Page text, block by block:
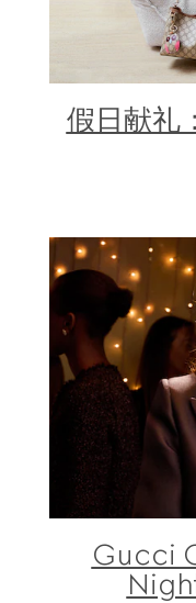
假日献
Gucci